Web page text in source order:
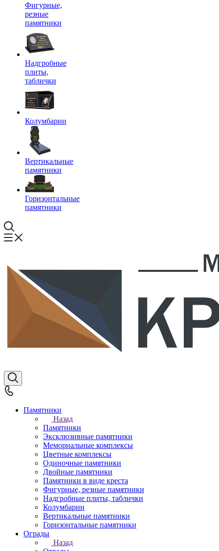
Фигурные,
резные
памятники
Надгробные
плиты,
таблички
Колумбарии
Вертикальные
памятники
Горизонтальные
памятники
Памятники
Назад
Памятники
Эксклюзивные памятники
Мемориальные комплексы
Цветные комплексы
Одиночные памятники
Двойные памятники
Памятники в виде креста
Фигурные, резные памятники
Надгробные плиты, таблички
Колумбарии
Вертикальные памятники
Горизонтальные памятники
Ограды
Назад